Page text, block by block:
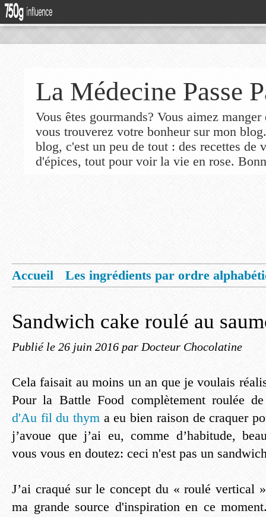
La Médecine Passe
Vous êtes gourmands? Vous aimez
vous trouverez votre bonheur sur mon
blog, c'est un peu de tout : des recettes de
d'épices, tout pour voir la vie en rose.
Accueil
Les ingrédients par ordre
Sandwich cake roulé au
Publié le 26 juin 2016 par Docteur Chocolatine
Cela faisait au moins un an que je voulais
Pour la Battle Food complètement roulée de
d'Au fil du thym a eu bien raison de craquer
j’avoue que j’ai eu, comme d’habitude,
vous vous en doutez: ceci n'est pas un
J’ai craqué sur le concept du « roulé vertical
ma grande source d'inspiration en ce